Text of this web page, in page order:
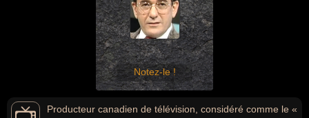
Notez-le !
Producteur canadien de télévision, considéré comme le «